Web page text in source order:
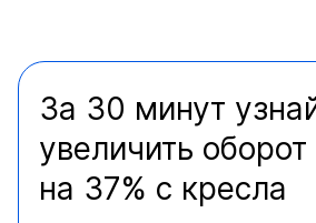
За 30 минут
увеличить
на 37% с кресла